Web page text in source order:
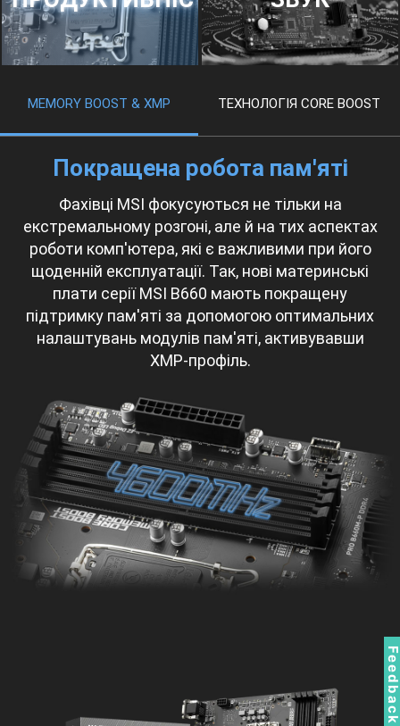
MEMORY BOOST & XMP ТЕХНОЛОГІЯ CORE BOOST
Покращена робота пам'яті
Фахівці MSI фокусуються не тільки на
екстремальному розгоні, але й на тих аспектах
роботи комп'ютера, які є важливими при його
щоденній експлуатації. Так, нові материнські
плати серії MSI B660 мають покращену
підтримку пам'яті за допомогою оптимальних
налаштувань модулів пам'яті, активувавши
XMP-профіль.